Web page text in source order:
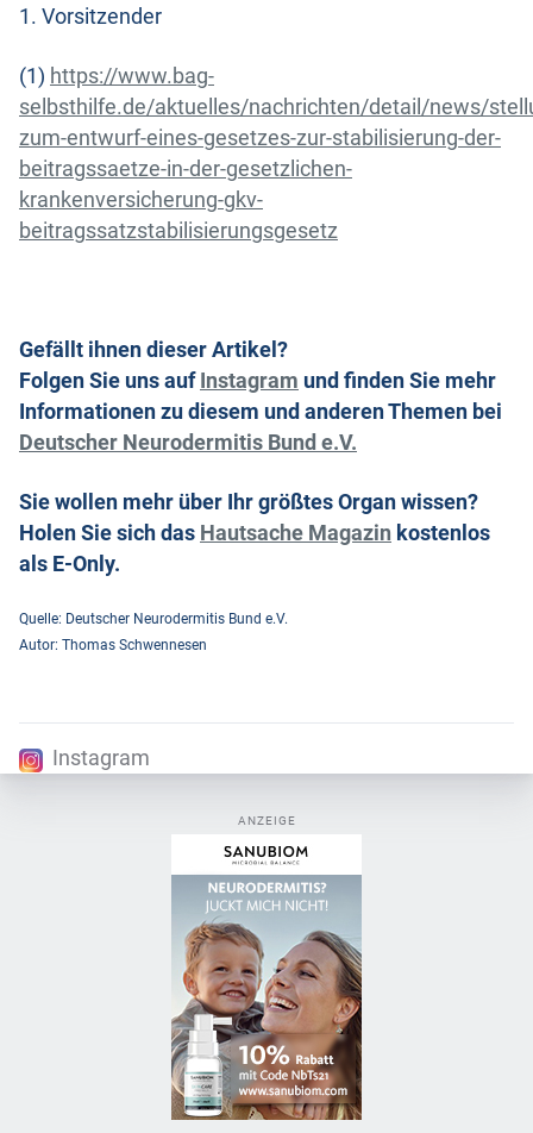
1. Vorsitzender
(1) https://www.bag-
selbsthilfe.de/aktuelles/nachrichten/detail/news/
zum-entwurf-eines-gesetzes-zur-stabilisierung-der-
beitragssaetze-in-der-gesetzlichen-
krankenversicherung-gkv-
beitragssatzstabilisierungsgesetz
Gefällt ihnen dieser Artikel?
Folgen Sie uns auf Instagram und finden Sie mehr
Informationen zu diesem und anderen Themen bei
Deutscher Neurodermitis Bund e.V.
Sie wollen mehr über Ihr größtes Organ wissen?
Holen Sie sich das Hautsache Magazin kostenlos
als E-Only.
Quelle: Deutscher Neurodermitis Bund e.V.
Autor: Thomas Schwennesen
Instagram
ANZEIGE